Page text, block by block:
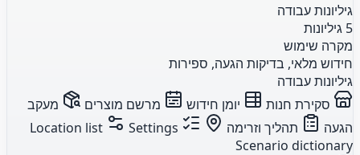
גיליונות עבודה
5 גיליונות
מקרה שימוש
חידוש מלאי, בדיקות הגעה, ספירות
גיליונות עבודה
סקירת חנות
יומן חידוש מרשם מוצרים
מעקב
הגעה
תהליך וזרימה
Settings
Scenario dictionary